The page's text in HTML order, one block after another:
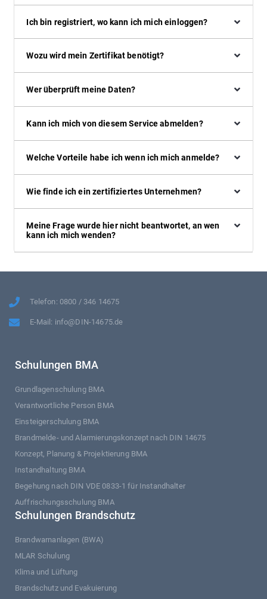
Ich bin registriert, wo kann ich mich einloggen?
Wozu wird mein Zertifikat benötigt?
Wer überprüft meine Daten?
Kann ich mich von diesem Service abmelden?
Welche Vorteile habe ich wenn ich mich anmelde?
Wie finde ich ein zertifiziertes Unternehmen?
Meine Frage wurde hier nicht beantwortet, an wen
kann ich mich wenden?
Telefon: 0800 / 346 14675
E-Mail: info@DIN-14675.de
Schulungen BMA
Grundlagenschulung BMA
Verantwortliche Person BMA
Einsteigerschulung BMA
Brandmelde- und Alarmierungskonzept nach DIN 14675
Konzept, Planung & Projektierung BMA
Instandhaltung BMA
Begehung nach DIN VDE 0833-1 für Instandhalter
Auffrischungsschulung BMA
Schulungen Brandschutz
Brandwarnanlagen (BWA)
MLAR Schulung
Klima und Lüftung
Brandschutz und Evakuierung